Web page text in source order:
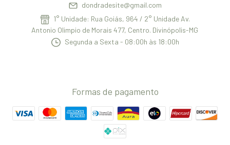
dondradesite@gmail.com
1° Unidade: Rua Goiás, 964 / 2° Unidade Av.
Antonio Olimpio de Morais 477, Centro. Divinópolis-MG
Segunda a Sexta - 08:00h às 18:00h
Formas de pagamento